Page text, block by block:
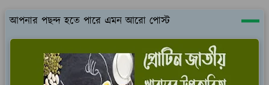
আপনার পছন্দ হতে পারে এমন আরো পোস্ট